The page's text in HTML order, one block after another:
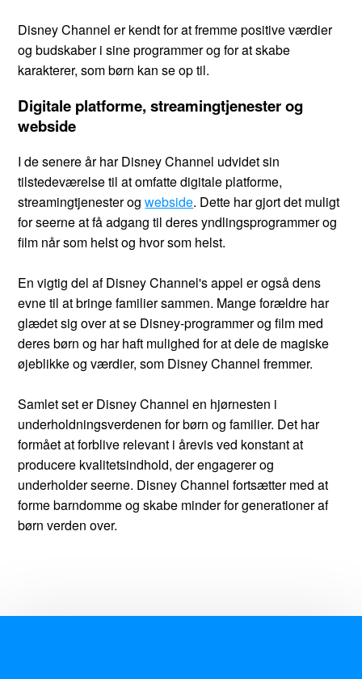
Disney Channel er kendt for at fremme positive værdier
og budskaber i sine programmer og for at skabe
karakterer, som børn kan se op til.
Digitale platforme, streamingtjenester og
webside
I de senere år har Disney Channel udvidet sin
tilstedeværelse til at omfatte digitale platforme,
streamingtjenester ogwebside. Dette har gjort det muligt
for seerne at få adgang til deres yndlingsprogrammer og
film når som helst og hvor som helst.
En vigtig del af Disney Channel's appel er også dens
evne til at bringe familier sammen. Mange forældre har
glædet sig over at se Disney-programmer og film med
deres børn og har haft mulighed for at dele de magiske
øjeblikke og værdier, som Disney Channel fremmer.
Samlet set er Disney Channel en hjørnesten i
underholdningsverdenen for børn og familier. Det har
formået at forblive relevant i årevis ved konstant at
producere kvalitetsindhold, der engagerer og
underholder seerne. Disney Channel fortsætter med at
forme barndomme og skabe minder for generationer af
børn verden over.